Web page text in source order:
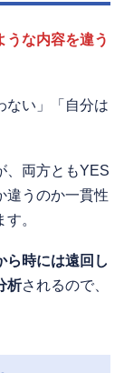
うな内容を違う
ない」「自分は
、両方ともYES
違うのか一貫性
。
ら時には遠回し
析されるので、